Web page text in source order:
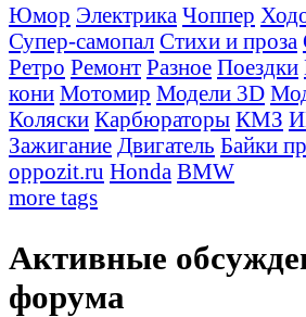
Юмор Электрика Чоппер
Супер-самопал Стихи и проза
Ретро Ремонт Разное Поездки
кони Мотомир Модели 3D
Коляски Карбюраторы КМЗ
Зажигание Двигатель Байки
oppozit.ru Honda BMW
more tags
Активные
форума